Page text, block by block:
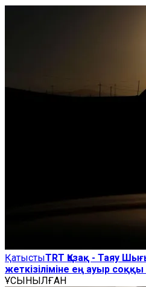
ҚатыстыTRT Қазақ - Таяу
жеткізіліміне ең ауыр
ҰСЫНЫЛҒАН